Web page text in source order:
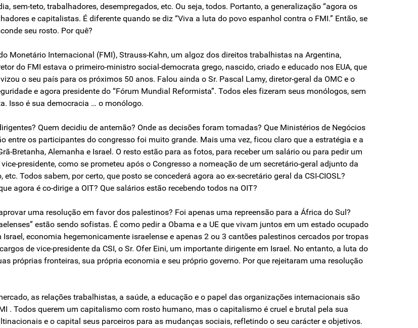
sem-teto, trabalhadores, desempregados, etc. Ou seja, todos. Portanto, a generalização “agora os
e capitalistas. É diferente quando se diz “Viva a luta do povo espanhol contra o FMI.” Então, se
seu rosto. Por quê?
Monetário Internacional (FMI), Strauss-Kahn, um algoz dos direitos trabalhistas na Argentina,
do FMI estava o primeiro-ministro social-democrata grego, nascido, criado e educado nos EUA, que
o seu país para os próximos 50 anos. Falou ainda o Sr. Pascal Lamy, diretor-geral da OMC e o
e agora presidente do “Fórum Mundial Reformista”. Todos eles fizeram seus monólogos, sem
Isso é sua democracia … o monólogo.
Quem decidiu de antemão? Onde as decisões foram tomadas? Que Ministérios de Negócios
entre os participantes do congresso foi muito grande. Mais uma vez, ficou claro que a estratégia e a
Bretanha, Alemanha e Israel. O resto estão para as fotos, para receber um salário ou para pedir um
presidente, como se prometeu após o Congresso a nomeação de um secretário-geral adjunto da
Todos sabem, por certo, que posto se concederá agora ao ex-secretário geral da CSI-CIOSL?
agora é co-dirige a OIT? Que salários estão recebendo todos na OIT?
uma resolução em favor dos palestinos? Foi apenas uma repreensão para a África do Sul?
estão sendo sofistas. É como pedir a Obama e a UE que vivam juntos em um estado ocupado
economia hegemonicamente israelense e apenas 2 ou 3 cantões palestinos cercados por tropas
de vice-presidente da CSI, o Sr. Ofer Eini, um importante dirigente em Israel. No entanto, a luta do
próprias fronteiras, sua própria economia e seu próprio governo. Por que rejeitaram uma resolução
as relações trabalhistas, a saúde, a educação e o papel das organizações internacionais são
. Todos querem um capitalismo com rosto humano, mas o capitalismo é cruel e brutal pela sua
e o capital seus parceiros para as mudanças sociais, refletindo o seu carácter e objetivos.